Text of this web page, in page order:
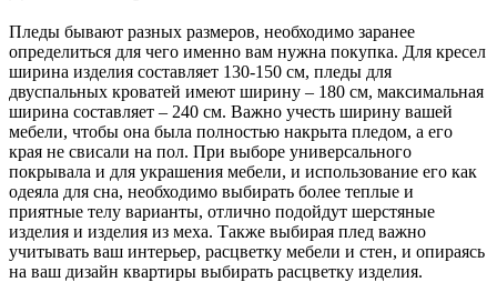
Пледы бывают разных размеров, необходимо заранее
определиться для чего именно вам нужна покупка. Для кресел
ширина изделия составляет 130-150 см, пледы для
двуспальных кроватей имеют ширину – 180 см, максимальная
ширина составляет – 240 см. Важно учесть ширину вашей
мебели, чтобы она была полностью накрыта пледом, а его
края не свисали на пол. При выборе универсального
покрывала и для украшения мебели, и использование его как
одеяла для сна, необходимо выбирать более теплые и
приятные телу варианты, отлично подойдут шерстяные
изделия и изделия из меха. Также выбирая плед важно
учитывать ваш интерьер, расцветку мебели и стен, и опираясь
на ваш дизайн квартиры выбирать расцветку изделия.